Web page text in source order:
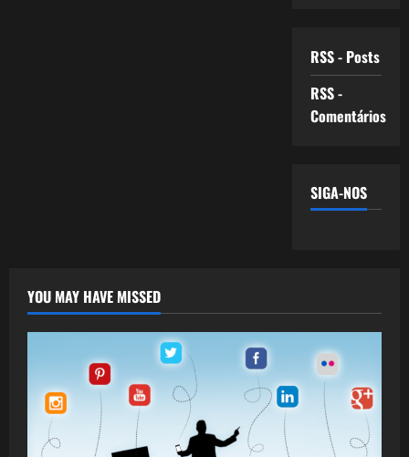
RSS - Posts
RSS -
Comentários
SIGA-NOS
YOU MAY HAVE MISSED